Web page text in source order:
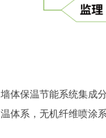
墙体保温节能系统集成
温体系，无机纤维喷涂